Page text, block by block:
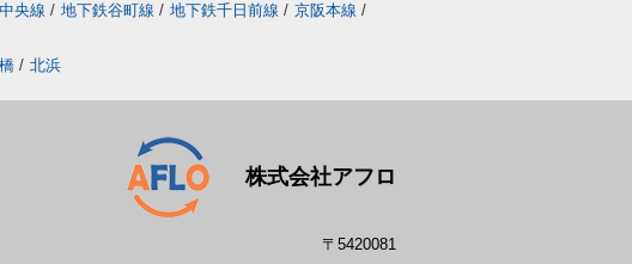
央線 / 地下鉄谷町線 / 地下鉄千日前線 / 京阪本線 /
/ 北浜
株式会社アフロ
〒5420081